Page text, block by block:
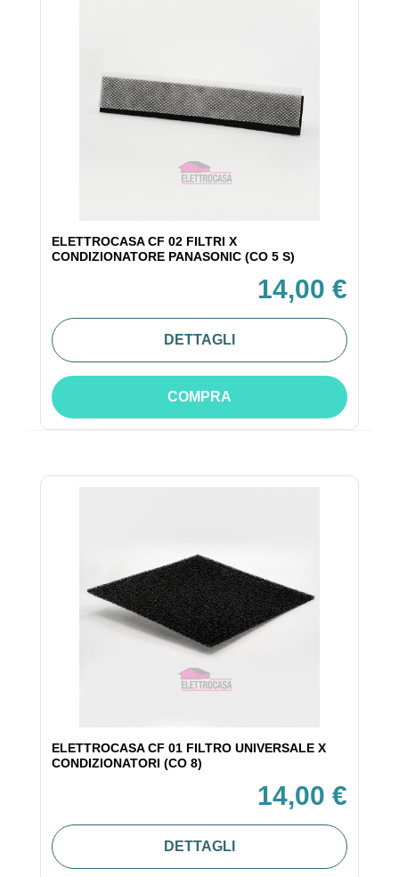
ELETTROCASA CF 02 FILTRI X
CONDIZIONATORE PANASONIC (CO 5 S)
14,00 €
DETTAGLI
COMPRA
ELETTROCASA CF 01 FILTRO UNIVERSALE X
CONDIZIONATORI (CO 8)
14,00 €
DETTAGLI